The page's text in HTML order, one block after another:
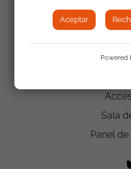
Uso
Sala
Panel
Aceptar
Powered